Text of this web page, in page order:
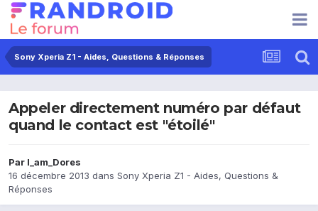
Sony Xperia Z1 - Aides, Questions & Réponses
Appeler directement numéro par défaut
quand le contact est "étoilé"
Par I_am_Dores
16 décembre 2013 dans Sony Xperia Z1 - Aides, Questions &
Réponses